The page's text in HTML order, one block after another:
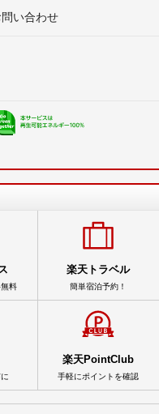
い合わせ
料
楽天トラベル
簡単宿泊予約！
楽天PointClub
手軽にポイントを確認